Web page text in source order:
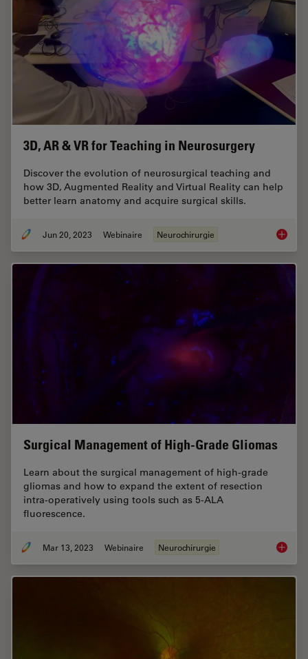
3D, AR & VR for Teaching in Neurosurgery
Discover the evolution of neurosurgical teaching and
how 3D, Augmented Reality and Virtual Reality can help
better learn anatomy and acquire surgical skills.
Jun 20, 2023 Webinaire Neurochirurgie 3D, AR
Surgical Management of High-Grade Gliomas
Learn about the surgical management of high-grade
gliomas and how to expand the extent of resection
intra-operatively using tools such as 5-ALA
fluorescence.
Mar 13, 2023 Webinaire Neurochirurgie